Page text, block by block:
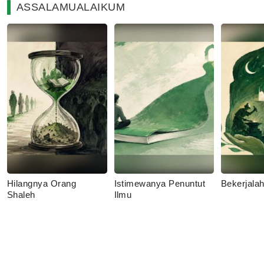
ASSALAMUALAIKUM
Hilangnya Orang
Shaleh
Istimewanya Penuntut
Ilmu
Bekerjalah